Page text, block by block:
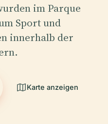
im Parque
Sport und
innerhalb der
Karte anzeigen